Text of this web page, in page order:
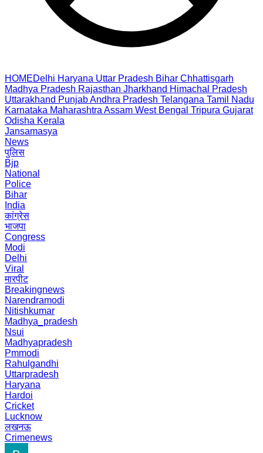
HOMEDelhi Haryana Uttar Pradesh Bihar Chhattisgarh
Madhya Pradesh Rajasthan Jharkhand Himachal Pradesh
Uttarakhand PunjabAndhra Pradesh Telangana Tamil Nadu
Karnataka Maharashtra Assam West Bengal Tripura Gujarat
Odisha Kerala
Jansamasya
News
पुलिस
Bjp
National
Police
Bihar
India
कांग्रेस
भाजपा
Congress
Modi
Delhi
Viral
मारपीट
Breakingnews
Narendramodi
Nitishkumar
Madhya_pradesh
Nsui
Madhyapradesh
Pmmodi
Rahulgandhi
Uttarpradesh
Haryana
Hardoi
Cricket
Lucknow
लखनऊ
Crimenews